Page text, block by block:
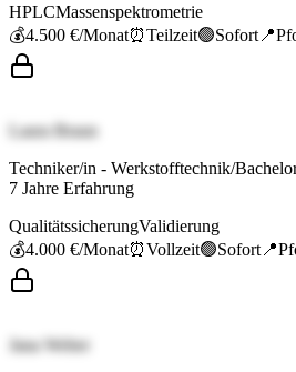
HPLCMassenspektrometrie
💰4.500 €/Monat⏰Teilzeit🟢Sofort 📍
Laura Braun
Techniker/in - Werkstofftechnik/
7 Jahre Erfahrung
QualitätssicherungValidierung
💰4.000 €/Monat⏰Vollzeit🟢Sofort 📍
Jana Weber